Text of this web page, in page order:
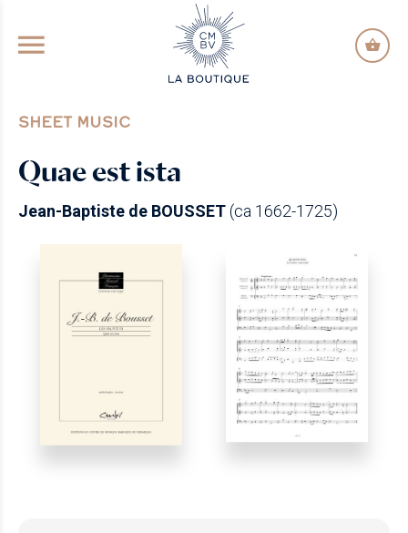
GO TO PRINCIPAL CONTENT
SHEET MUSIC
Quae est ista
Jean-Baptiste de BOUSSET(ca 1662-1725)